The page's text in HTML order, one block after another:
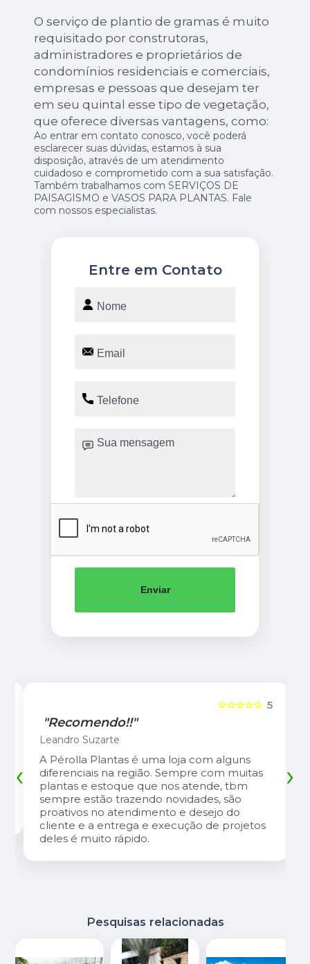
O serviço de plantio de gramas é muito
requisitado por construtoras,
administradores e proprietários de
condomínios residenciais e comerciais,
empresas e pessoas que desejam ter
em seu quintal esse tipo de vegetação,
que oferece diversas vantagens, como:
Ao entrar em contato conosco, você poderá
esclarecer suas dúvidas, estamos à sua
disposição, através de um atendimento
cuidadoso e comprometido com a sua satisfação.
Também trabalhamos com SERVIÇOS DE
PAISAGISMO e VASOS PARA PLANTAS. Fale
com nossos especialistas.
Entre em Contato
Enviar
5
☆☆☆☆☆
"Recomendo!!"
Leandro Suzarte
A Pérolla Plantas é uma loja com alguns
diferenciais na região. Sempre com muitas
plantas e estoque que nos atende, tbm
sempre estão trazendo novidades, são
proativos no atendimento e desejo do
cliente e a entrega e execução de projetos
deles é muito rápido.
‹ ›
Pesquisas relacionadas